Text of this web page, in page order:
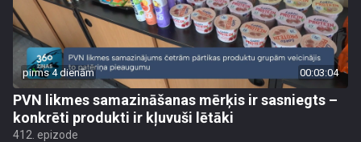
pirms 4 dienām 00:03:04
PVN likmes samazināšanas mērķis ir sasniegts –
konkrēti produkti ir kļuvuši lētāki
412. epizode